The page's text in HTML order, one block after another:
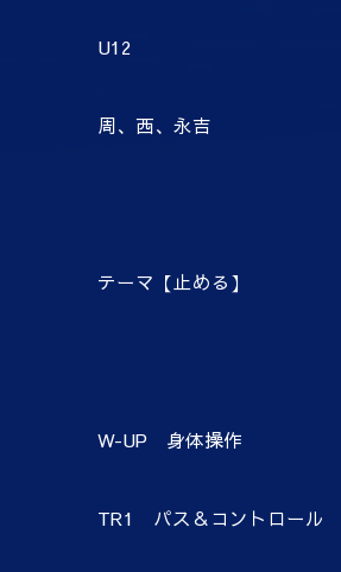
U12
周、西、永吉
テーマ【止める】
W-UP 身体操作
TR1 パス＆コントロール